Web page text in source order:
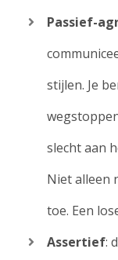
Passief-
stijlen. Je
slecht aan
Niet alleen
toe. Een
Assertief: